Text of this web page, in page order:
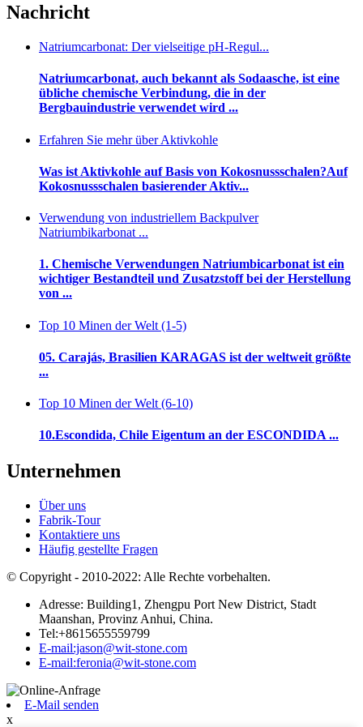
Nachricht
Natriumcarbonat: Der vielseitige pH-Regul...
Natriumcarbonat, auch bekannt als Sodaasche, ist eine
übliche chemische Verbindung, die in der
Bergbauindustrie verwendet wird ...
Erfahren Sie mehr über Aktivkohle
Was ist Aktivkohle auf Basis von Kokosnussschalen?Auf
Kokosnussschalen basierender Aktiv...
Verwendung von industriellem Backpulver
Natriumbikarbonat ...
1. Chemische Verwendungen Natriumbicarbonat ist ein
wichtiger Bestandteil und Zusatzstoff bei der Herstellung
von ...
Top 10 Minen der Welt (1-5)
05. Carajás, Brasilien KARAGAS ist der weltweit größte
...
Top 10 Minen der Welt (6-10)
10.Escondida, Chile Eigentum an der ESCONDIDA ...
Unternehmen
Über uns
Fabrik-Tour
Kontaktiere uns
Häufig gestellte Fragen
© Copyright - 2010-2022: Alle Rechte vorbehalten.
Adresse: Building1, Zhengpu Port New District, Stadt
Maanshan, Provinz Anhui, China.
Tel:+8615655559799
E-mail:jason@wit-stone.com
E-mail:feronia@wit-stone.com
E-Mail senden
x